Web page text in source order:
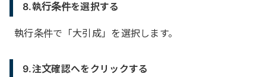
8.執行条件を選択する
執行条件で「大引成」を選択します。
9.注文確認へをクリックする